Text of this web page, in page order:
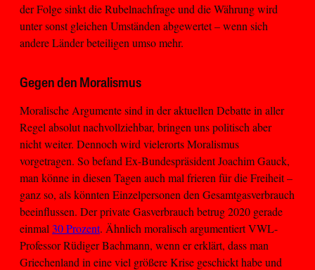
der Folge sinkt die Rubelnachfrage und die Währung wird
unter sonst gleichen Umständen abgewertet – wenn sich
andere Länder beteiligen umso mehr.
Gegen den Moralismus
Moralische Argumente sind in der aktuellen Debatte in aller
Regel absolut nachvollziehbar, bringen uns politisch aber
nicht weiter. Dennoch wird vielerorts Moralismus
vorgetragen. So befand Ex-Bundespräsident Joachim Gauck,
man könne in diesen Tagen auch mal frieren für die Freiheit –
ganz so, als könnten Einzelpersonen den Gesamtgasverbrauch
beeinflussen. Der private Gasverbrauch betrug 2020 gerade
einmal 30 Prozent. Ähnlich moralisch argumentiert VWL-
Professor Rüdiger Bachmann, wenn er erklärt, dass man
Griechenland in eine viel größere Krise geschickt habe und